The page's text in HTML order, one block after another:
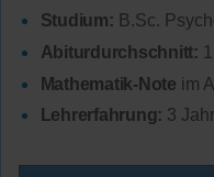
Studium: B.Sc.
Abiturdurchschnitt:
Mathematik-Note im
Lehrerfahrung: 3